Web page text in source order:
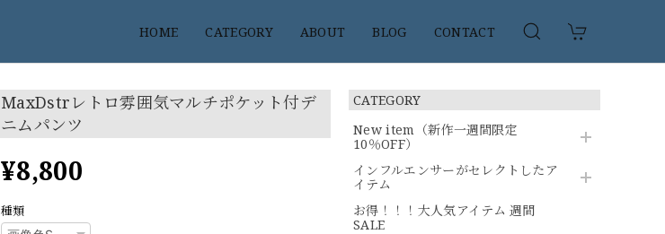
HOME CATEGORY ABOUT BLOG CONTACT
CATEGORY
New item（新作一週間限定
10％OFF）
インフルエンサーがセレクトしたア
イテム
お得！！！大人気アイテム 週間
SALE
MaxDstrレトロ雰囲気マルチポケット付デ
ニムパンツ
¥8,800
種類